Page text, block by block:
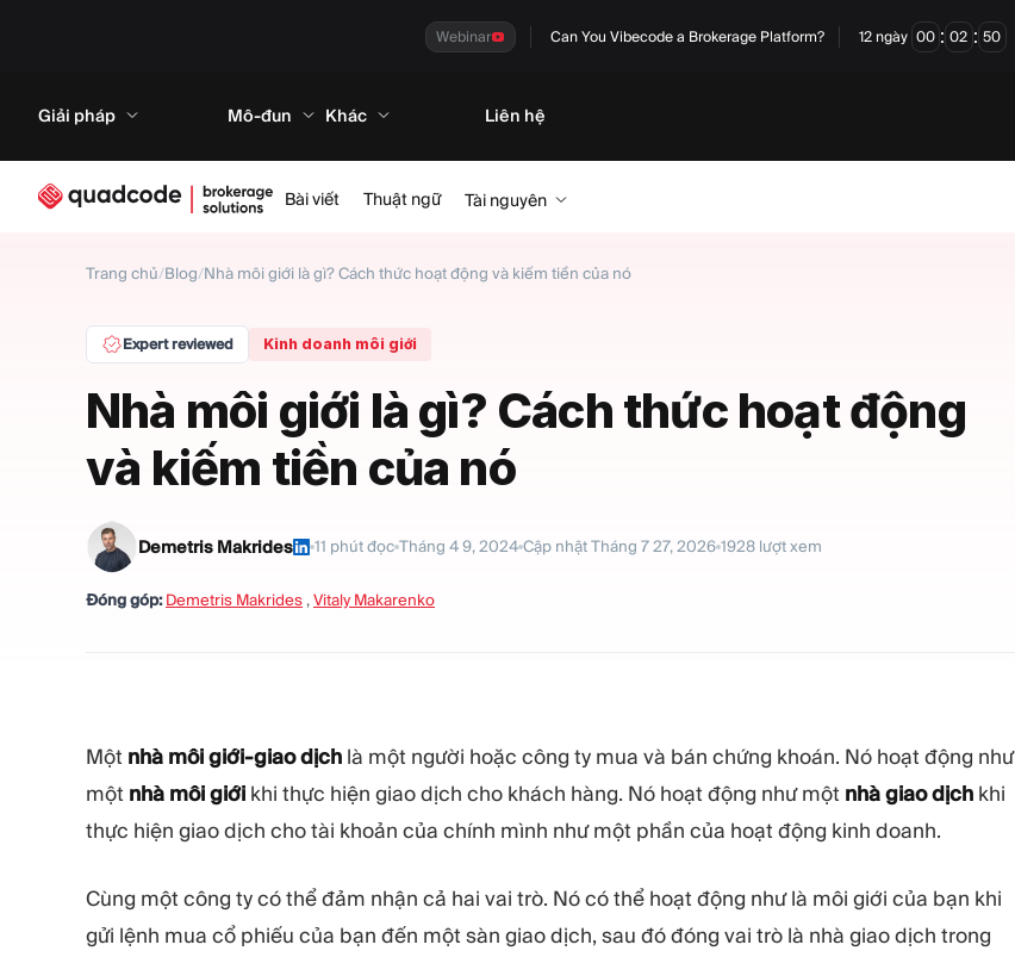
Webinar Can You Vibecode a Brokerage Platform? 12 ngày 00 : 02 : 49
Giải pháp Mô-đun Khác Liên hệ
Bài viết Thuật ngữ Tài nguyên
Trang chủ/Blog/Nhà môi giới là gì? Cách thức hoạt động và kiếm tiền của nó
Expert reviewed Kinh doanh môi giới
Nhà môi giới là gì? Cách thức hoạt động
và kiếm tiền của nó
Demetris Makrides 11 phút đọc Tháng 4 9, 2024 Cập nhậtTháng 7 27, 2026 1928 lượt xem
Đóng góp: Demetris Makrides ,Vitaly Makarenko
Một nhà môi giới-giao dịch là một người hoặc công ty mua và bán chứng khoán. Nó hoạt động như
một nhà môi giới khi thực hiện giao dịch cho khách hàng. Nó hoạt động như một nhà giao dịch khi
thực hiện giao dịch cho tài khoản của chính mình như một phần của hoạt động kinh doanh.
Cùng một công ty có thể đảm nhận cả hai vai trò. Nó có thể hoạt động như là môi giới của bạn khi
gửi lệnh mua cổ phiếu của bạn đến một sàn giao dịch, sau đó đóng vai trò là nhà giao dịch trong